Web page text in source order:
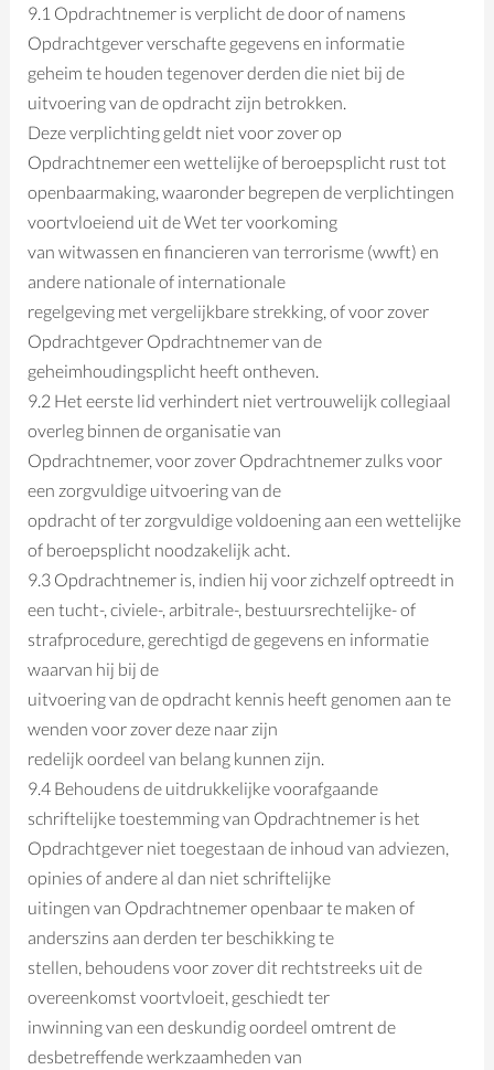
9.1 Opdrachtnemer is verplicht de door of namens
Opdrachtgever verschafte gegevens en informatie
geheim te houden tegenover derden die niet bij de
uitvoering van de opdracht zijn betrokken.
Deze verplichting geldt niet voor zover op
Opdrachtnemer een wettelijke of beroepsplicht rust tot
openbaarmaking, waaronder begrepen de verplichtingen
voortvloeiend uit de Wet ter voorkoming
van witwassen en financieren van terrorisme (wwft) en
andere nationale of internationale
regelgeving met vergelijkbare strekking, of voor zover
Opdrachtgever Opdrachtnemer van de
geheimhoudingsplicht heeft ontheven.
9.2 Het eerste lid verhindert niet vertrouwelijk collegiaal
overleg binnen de organisatie van
Opdrachtnemer, voor zover Opdrachtnemer zulks voor
een zorgvuldige uitvoering van de
opdracht of ter zorgvuldige voldoening aan een wettelijke
of beroepsplicht noodzakelijk acht.
9.3 Opdrachtnemer is, indien hij voor zichzelf optreedt in
een tucht-, civiele-, arbitrale-, bestuursrechtelijke- of
strafprocedure, gerechtigd de gegevens en informatie
waarvan hij bij de
uitvoering van de opdracht kennis heeft genomen aan te
wenden voor zover deze naar zijn
redelijk oordeel van belang kunnen zijn.
9.4 Behoudens de uitdrukkelijke voorafgaande
schriftelijke toestemming van Opdrachtnemer is het
Opdrachtgever niet toegestaan de inhoud van adviezen,
opinies of andere al dan niet schriftelijke
uitingen van Opdrachtnemer openbaar te maken of
anderszins aan derden ter beschikking te
stellen, behoudens voor zover dit rechtstreeks uit de
overeenkomst voortvloeit, geschiedt ter
inwinning van een deskundig oordeel omtrent de
desbetreffende werkzaamheden van